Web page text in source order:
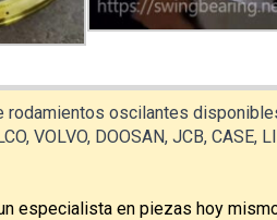
oscilantes
VOLVO, DOOSAN, JCB,
especialista en piezas hoy